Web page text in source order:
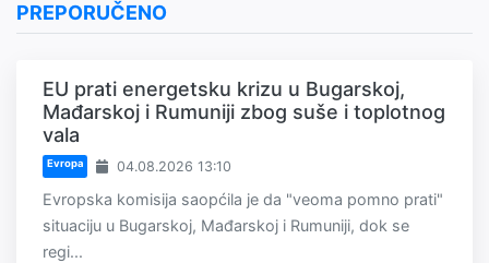
PREPORUČENO
EU prati energetsku krizu u Bugarskoj,
Mađarskoj i Rumuniji zbog suše i toplotnog
vala
Evropa 04.08.2026 13:10
Evropska komisija saopćila je da "veoma pomno prati"
situaciju u Bugarskoj, Mađarskoj i Rumuniji, dok se
regi...